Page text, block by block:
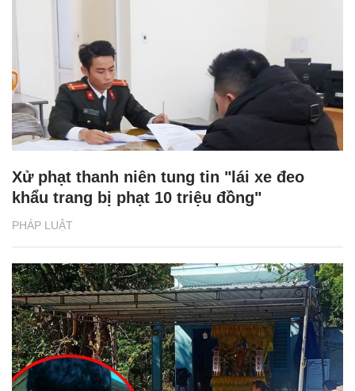
PHÁP LUẬT
Xử phạt thanh niên tung tin "lái xe đeo
khẩu trang bị phạt 10 triệu đồng"